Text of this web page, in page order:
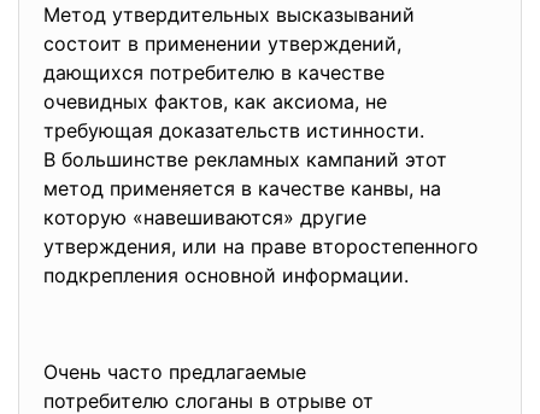
Метод утвердительных высказываний
состоит в применении утверждений,
дающихся потребителю в качестве
очевидных фактов, как аксиома, не
требующая доказательств истинности.
В большинстве рекламных кампаний этот
метод применяется в качестве канвы, на
которую «навешиваются» другие
утверждения, или на праве второстепенного
подкрепления основной информации.
Очень часто предлагаемые
потребителю слоганы в отрыве от